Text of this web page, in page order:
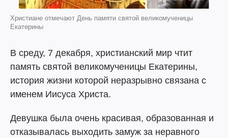
Христиане отмечают День памяти святой великомученицы
Екатерины
В среду, 7 декабря, христианский мир чтит
память святой великомученицы Екатерины,
история жизни которой неразрывно связана с
именем Иисуса Христа.
Девушка была очень красивая, образованная и
отказывалась выходить замуж за неравного